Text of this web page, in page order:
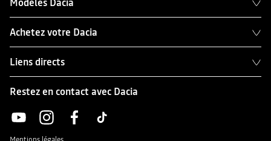
Achetez votre Dacia
Liens directs
Restez en contact avec Dacia